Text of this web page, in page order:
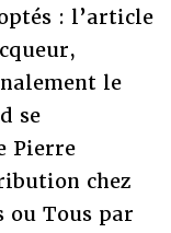
: l’article
le
se
Pierre
chez
ou Tous par